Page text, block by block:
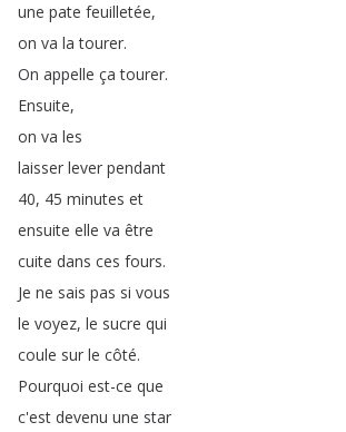
une pate feuilletée,
on va la tourer.
On appelle ça tourer.
Ensuite,
on va les
laisser lever pendant
40, 45 minutes et
ensuite elle va être
cuite dans ces fours.
Je ne sais pas si vous
le voyez, le sucre qui
coule sur le côté.
Pourquoi est-ce que
c'est devenu une star